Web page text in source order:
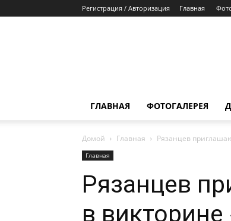
Регистрация / Авторизация Главная
ГЛАВНАЯ ФОТОГАЛЕРЕЯ
Домой Главная Рязанцев
Главная
Рязанцев
в